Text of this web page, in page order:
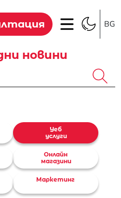
BG
новини
уеб
услуги
онлайн
магазини
маркетинг